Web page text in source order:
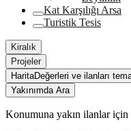
Kat Karşılığı Arsa
Turistik Tesis
Kiralık
Projeler
HaritaDeğerleri ve ilanları
Yakınımda Ara
Konumuna yakın ilanlar için